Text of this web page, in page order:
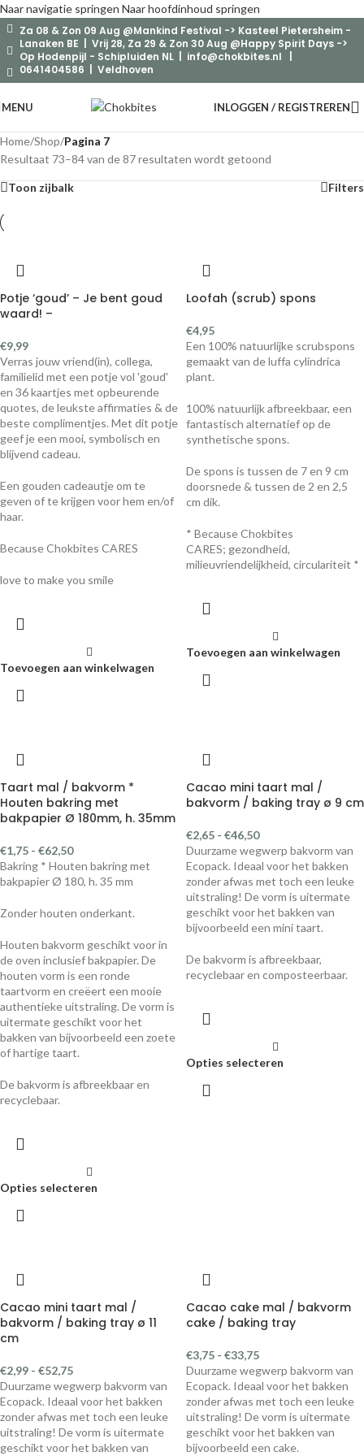
Naar navigatie springen Naar hoofdinhoud springen
Za 08 & Zon 09 Aug @Mankind Festival -> Kasteel Pietersheim -
Lanaken BE | Vrij 28, Za 29 & Zon 30 Aug @Happy Spirit Days ->
Op Hodenpijl - Schipluiden NL | info@chokbites.nl
0641404586 | Veldhoven
MENU INLOGGEN / REGISTREREN
Home/Shop/Pagina 7
Resultaat 73–84 van de 87 resultaten wordt getoond
Toon zijbalk Filters
Potje ‘goud’ – Je bent goud
waard! –
€9,99
Verras jouw vriend(in), collega,
familielid met een potje vol 'goud'
en 36 kaartjes met opbeurende
quotes, de leukste affirmaties & de
beste complimentjes. Met dit potje
geef je een mooi, symbolisch en
blijvend cadeau.
Een gouden cadeautje om te
geven of te krijgen voor hem en/of
haar.
Because Chokbites CARES
love to make you smile
Toevoegen aan winkelwagen
Loofah (scrub) spons
€4,95
Een 100% natuurlijke scrubspons
gemaakt van de luffa cylindrica
plant.
100% natuurlijk afbreekbaar, een
fantastisch alternatief op de
synthetische spons.
De spons is tussen de 7 en 9 cm
doorsnede & tussen de 2 en 2,5
cm dik.
* Because Chokbites
CARES; gezondheid,
milieuvriendelijkheid, circulariteit *
Toevoegen aan winkelwagen
Taart mal / bakvorm *
Houten bakring met
bakpapier Ø 180mm, h. 35mm
€1,75 - €62,50
Bakring * Houten bakring met
bakpapier Ø 180, h. 35 mm
Zonder houten onderkant.
Houten bakvorm geschikt voor in
de oven inclusief bakpapier. De
houten vorm is een ronde
taartvorm en creëert een mooie
authentieke uitstraling. De vorm is
uitermate geschikt voor het
bakken van bijvoorbeeld een zoete
of hartige taart.
De bakvorm is afbreekbaar en
recyclebaar.
Opties selecteren
Cacao mini taart mal /
bakvorm / baking tray ø 9 cm
€2,65 - €46,50
Duurzame wegwerp bakvorm van
Ecopack. Ideaal voor het bakken
zonder afwas met toch een leuke
uitstraling! De vorm is uitermate
geschikt voor het bakken van
bijvoorbeeld een mini taart.
De bakvorm is afbreekbaar,
recyclebaar en composteerbaar.
Opties selecteren
Cacao mini taart mal /
bakvorm / baking tray ø 11
cm
€2,99 - €52,75
Duurzame wegwerp bakvorm van
Ecopack. Ideaal voor het bakken
zonder afwas met toch een leuke
uitstraling! De vorm is uitermate
geschikt voor het bakken van
Cacao cake mal / bakvorm
cake / baking tray
€3,75 - €33,75
Duurzame wegwerp bakvorm van
Ecopack. Ideaal voor het bakken
zonder afwas met toch een leuke
uitstraling! De vorm is uitermate
geschikt voor het bakken van
bijvoorbeeld een cake.